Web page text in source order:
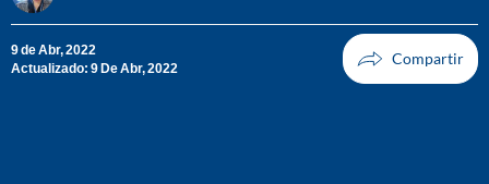
9 de Abr, 2022
Actualizado: 9 De Abr, 2022